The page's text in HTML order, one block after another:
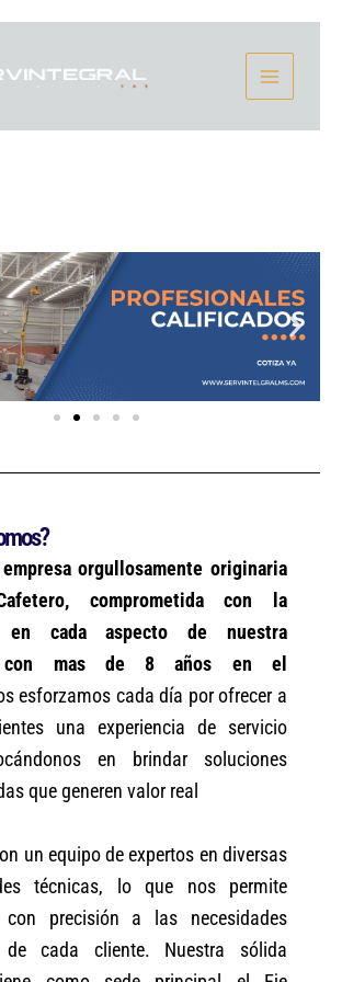
Menu
orgullosamente originaria
comprometida con la
en cada aspecto de nuestra
con mas de 8 años en el
esforzamos cada día por ofrecer a
una experiencia de servicio
en brindar soluciones
que generen valor real
un equipo de expertos en diversas
técnicas, lo que nos permite
con precisión a las necesidades
de cada cliente. Nuestra sólida